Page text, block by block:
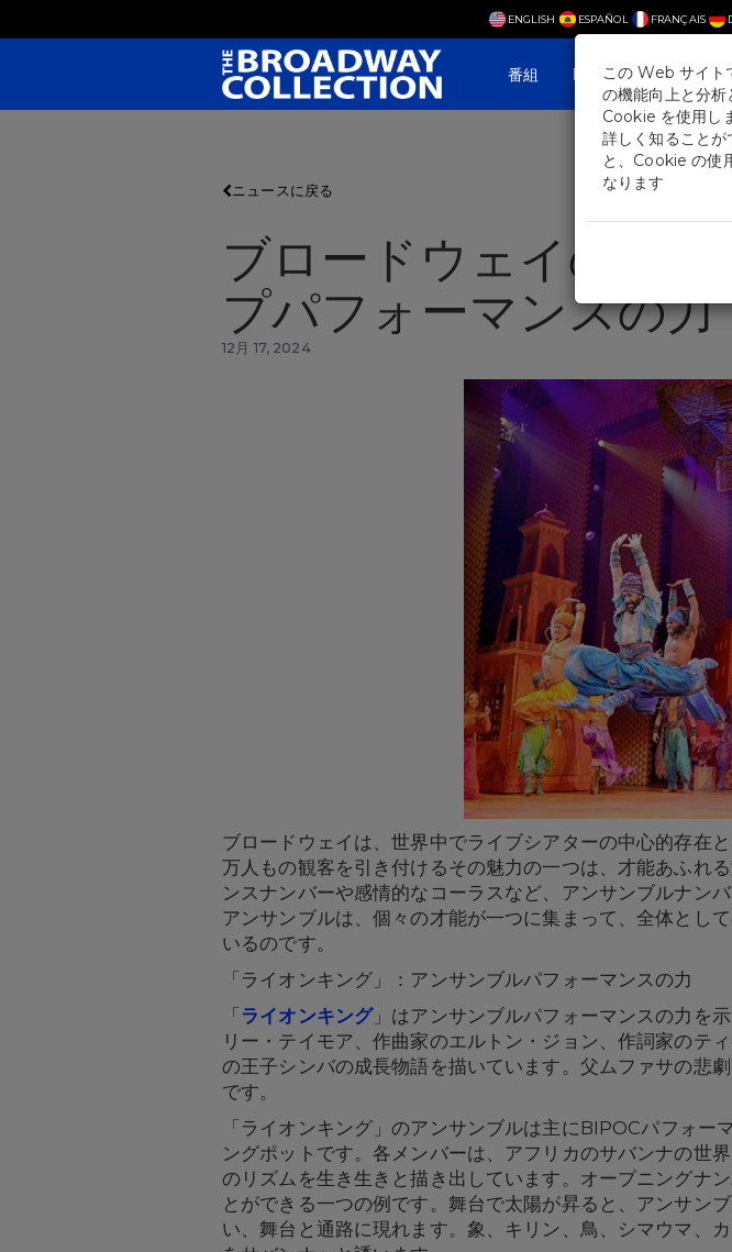
ENGLISH ESPAÑOL FRANÇAIS
番組 Plan Your Visit
ニュースに戻る
ブロードウェイのア
プパフォーマンスの力
12月 17, 2024
ブロードウェイは、世界中でライブシアターの中心的存在
万人もの観客を引き付けるその魅力の一つは、才能あふれ
ンスナンバーや感情的なコーラスなど、アンサンブルナン
アンサンブルは、個々の才能が一つに集まって、全体とし
いるのです。
「ライオンキング」：アンサンブルパフォーマンスの力
「 ライオンキング」はアンサンブルパフォーマンスの力を
リー・テイモア、作曲家のエルトン・ジョン、作詞家のテ
の王子シンバの成長物語を描いています。父ムファサの悲
です。
「ライオンキング」のアンサンブルは主にBIPOCパフォ
ングポットです。各メンバーは、アフリカのサバンナの世
のリズムを生き生きと描き出しています。オープニングナ
とができる一つの例です。舞台で太陽が昇ると、アンサン
い、舞台と通路に現れます。象、キリン、鳥、シマウマ、
この Web サイト
の機能向上と分析
Cookie を使用し
詳しく知ることが
と、Cookie の使
なります